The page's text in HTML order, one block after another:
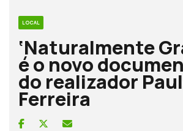
LOCAL
‘Naturalmente
é o novo
do realizador
Ferreira